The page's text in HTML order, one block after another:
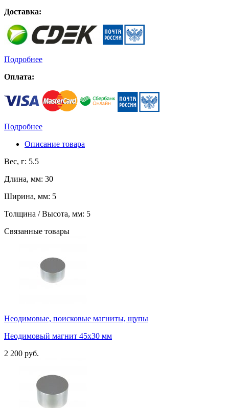
Доставка:
Подробнее
Оплата:
Подробнее
Описание товара
Вес, г: 5.5
Длина, мм: 30
Ширина, мм: 5
Толщина / Высота, мм: 5
Связанные товары
Неодимовые, поисковые магниты, щупы
Неодимовый магнит 45х30 мм
2 200 руб.